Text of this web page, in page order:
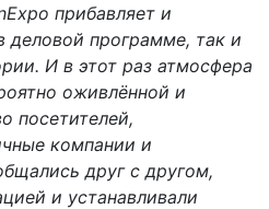
прибавляет и
деловой программе, так и
И в этот раз атмосфера
оживлённой и
посетителей,
компании и
друг с другом,
и устанавливали